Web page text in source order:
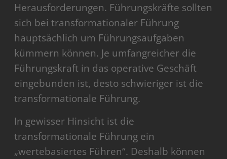
Herausforderungen. Führungskräfte sollten
sich bei transformationaler Führung
hauptsächlich um Führungsaufgaben
kümmern können. Je umfangreicher die
Führungskraft in das operative Geschäft
eingebunden ist, desto schwieriger ist die
transformationale Führung.
In gewisser Hinsicht ist die
transformationale Führung ein
„wertebasiertes Führen“. Deshalb können